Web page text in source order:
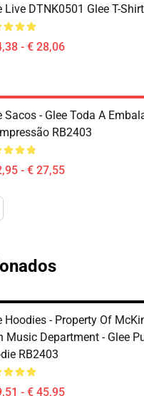
Live DTNK0501 Glee T-
- € 28,06
Sacos - Glee Toda A
RB2403
- € 27,55
Hoodies - Property Of
Music Department - Glee
RB2403
- € 45,95